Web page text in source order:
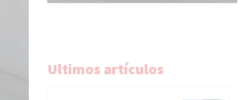
Ultimos artículos